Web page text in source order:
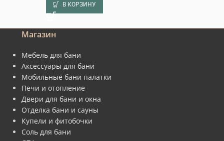
В КОРЗИНУ
Магазин
Мебель для бани
Аксессуары для бани
Мобильные бани палатки
Печи и отопление
Двери для бани и окна
Отделка бани и сауны
Купели и фитобочки
Соль для бани